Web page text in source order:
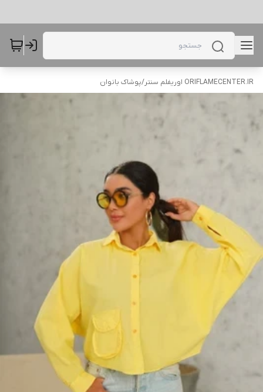
ORIFLAMECENTER.IR اوریفلم سنتر /پوشاک بانوان